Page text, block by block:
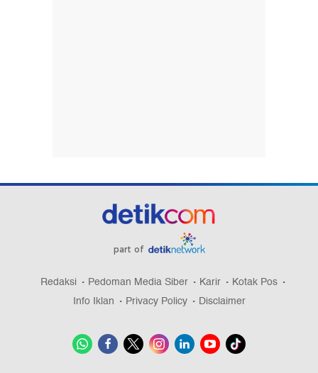
part of
Redaksi Pedoman Media Siber Karir
Kotak Pos
Info Iklan
Privacy Policy Disclaimer